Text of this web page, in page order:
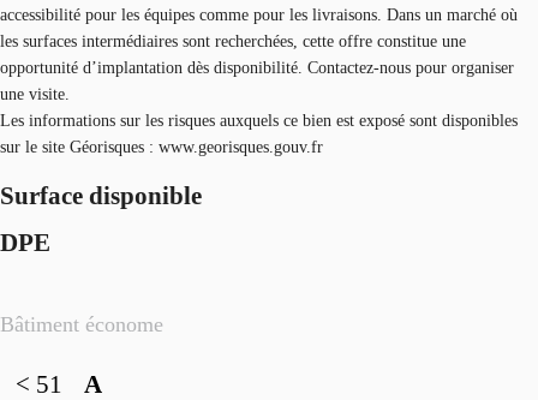
accessibilité pour les équipes comme pour les livraisons. Dans un marché où
les surfaces intermédiaires sont recherchées, cette offre constitue une
opportunité d’implantation dès disponibilité. Contactez-nous pour organiser
une visite.
Les informations sur les risques auxquels ce bien est exposé sont disponibles
sur le site Géorisques : www.georisques.gouv.fr
Surface disponible
DPE
Bâtiment économe
A
< 51